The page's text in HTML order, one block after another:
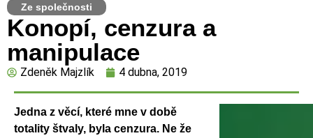
Ze společnosti
Konopí, cenzura a
manipulace
Zdeněk Majzlík 4 dubna, 2019
Jedna z věcí, které mne v době
totality štvaly, byla cenzura. Ne že